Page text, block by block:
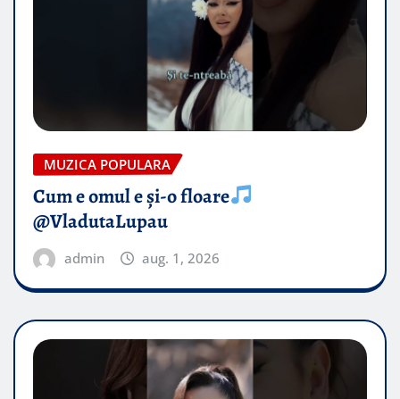
MUZICA POPULARA
Cum e omul e și-o floare
@VladutaLupau
admin aug. 1, 2026